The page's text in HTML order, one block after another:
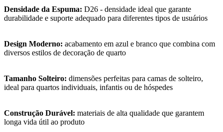
Densidade da Espuma: D26 - densidade ideal que garante
durabilidade e suporte adequado para diferentes tipos de usuários
Design Moderno: acabamento em azul e branco que combina com
diversos estilos de decoração de quarto
Tamanho Solteiro: dimensões perfeitas para camas de solteiro,
ideal para quartos individuais, infantis ou de hóspedes
Construção Durável: materiais de alta qualidade que garantem
longa vida útil ao produto